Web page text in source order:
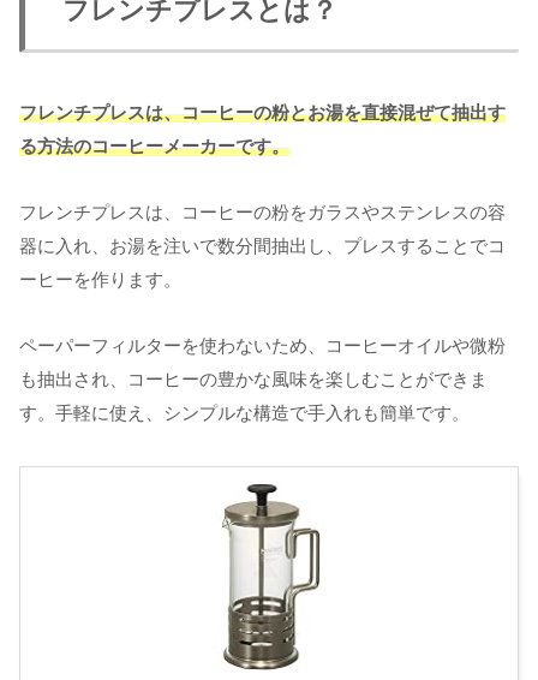
フレンチプレスとは？
フレンチプレスは、コーヒーの粉とお湯を直接混ぜて抽出す
る方法のコーヒーメーカーです。
フレンチプレスは、コーヒーの粉をガラスやステンレスの容
器に入れ、お湯を注いで数分間抽出し、プレスすることでコ
ーヒーを作ります。
ペーパーフィルターを使わないため、コーヒーオイルや微粉
も抽出され、コーヒーの豊かな風味を楽しむことができま
す。手軽に使え、シンプルな構造で手入れも簡単です。